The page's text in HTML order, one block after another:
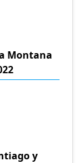
Montana
y